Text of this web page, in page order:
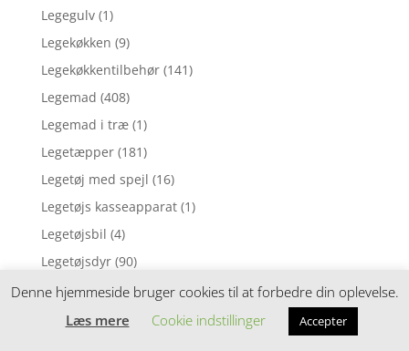
Legegulv (1)
Legekøkken (9)
Legekøkkentilbehør (141)
Legemad (408)
Legemad i træ (1)
Legetæpper (181)
Legetøj med spejl (16)
Legetøjs kasseapparat (1)
Legetøjsbil (4)
Legetøjsdyr (90)
Leggings (3)
Løbecykler (52)
Denne hjemmeside bruger cookies til at forbedre din oplevelse.
Læs mere
Cookie indstillinger Accepter